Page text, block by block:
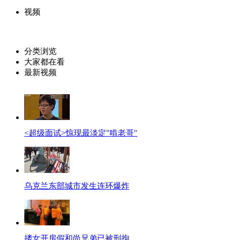
视频
分类浏览
大家都在看
最新视频
<超级面试>惊现最淡定"啃老哥"
乌克兰东部城市发生连环爆炸